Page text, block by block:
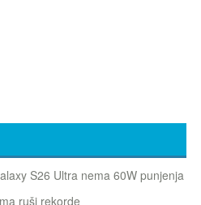
S26 Ultra nema 60W punjenja
ruši rekorde